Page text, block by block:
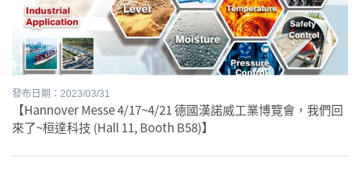
發布日期：2023/03/31
【Hannover Messe 4/17~4/21 德國漢諾威工業博覽會，我們回
來了~桓達科技 (Hall 11, Booth B58)】